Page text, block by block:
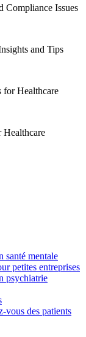
Compliance Issues
and Tips
for Healthcare
Healthcare
santé mentale
petites entreprises
psychiatrie
vous des patients